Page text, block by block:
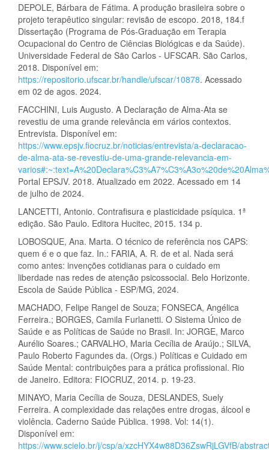
DEPOLE, Bárbara de Fátima. A produção brasileira sobre o
projeto terapêutico singular: revisão de escopo. 2018, 184.f
Dissertação (Programa de Pós-Graduação em Terapia
Ocupacional do Centro de Ciências Biológicas e da Saúde).
Universidade Federal de São Carlos - UFSCAR. São Carlos,
2018. Disponível em:
https://repositorio.ufscar.br/handle/ufscar/10878. Acessado
em 02 de agos. 2024.
FACCHINI, Luis Augusto. A Declaração de Alma-Ata se
revestiu de uma grande relevância em vários contextos.
Entrevista. Disponível em:
https://www.epsjv.fiocruz.br/noticias/entrevista/a-declaracao-
de-alma-ata-se-revestiu-de-uma-grande-relevancia-em-
Portal EPSJV. 2018. Atualizado em 2022. Acessado em 14
de julho de 2024.
LANCETTI, Antonio. Contrafisura e plasticidade psíquica. 1ª
edição. São Paulo. Editora Hucitec, 2015. 134 p.
LOBOSQUE, Ana. Marta. O técnico de referência nos CAPS:
quem é e o que faz. In.: FARIA, A. R. de et al. Nada será
como antes: invenções cotidianas para o cuidado em
liberdade nas redes de atenção psicossocial. Belo Horizonte.
Escola de Saúde Pública - ESP/MG, 2024.
MACHADO, Felipe Rangel de Souza; FONSECA, Angélica
Ferreira.; BORGES, Camila Furlanetti. O Sistema Único de
Saúde e as Políticas de Saúde no Brasil. In: JORGE, Marco
Aurélio Soares.; CARVALHO, Maria Cecília de Araújo.; SILVA,
Paulo Roberto Fagundes da. (Orgs.) Políticas e Cuidado em
Saúde Mental: contribuições para a prática profissional. Rio
de Janeiro. Editora: FIOCRUZ, 2014. p. 19-23.
MINAYO, Maria Cecília de Souza, DESLANDES, Suely
Ferreira. A complexidade das relações entre drogas, álcool e
violência. Caderno Saúde Pública. 1998. Vol: 14(1).
Disponível em:
https://www.scielo.br/j/csp/a/xzcHYX4w88D36ZswRjLGVfB/